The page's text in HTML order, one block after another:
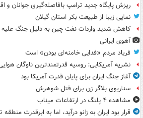
ریزش پایگاه جدید ترامپ بافاصله‌گیری جوانان و
نمایی زیبا از طبیعت بکر استان گیلان
کاهش شدید واردات نفت چین به دلیل جنگ علیه
آهوی ایرانی
فریاد مردم «فدایی خامنه‌ای بودن» است
نشریه آمریکایی: روسیه قدرتمندترین ناوگان هوایی
آغاز جنگ ایران برای پایان قدرت آمریکا بود
سناریوی بلاگر زن برای قتل شوهرش
مشاهده ۴ پلنگ در ارتفاعات میناب
قرار بود ایران به زانو درآید، اما به ابرقدرت